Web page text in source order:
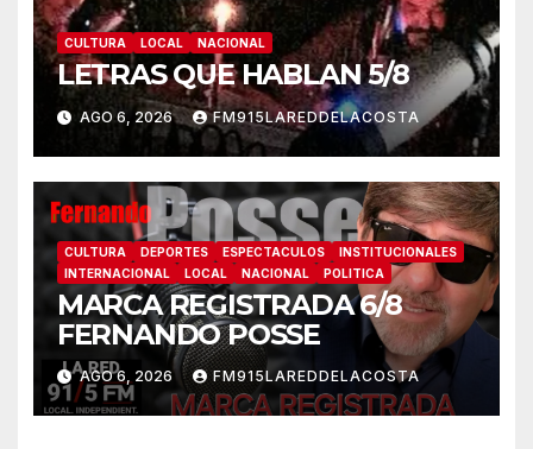
CULTURA LOCAL NACIONAL
LETRAS QUE HABLAN 5/8
AGO 6, 2026 FM915LAREDDELACOSTA
CULTURA DEPORTES ESPECTACULOS
INSTITUCIONALES
INTERNACIONAL
LOCAL NACIONAL POLITICA
MARCA REGISTRADA 6/8
FERNANDO POSSE
AGO 6, 2026 FM915LAREDDELACOSTA